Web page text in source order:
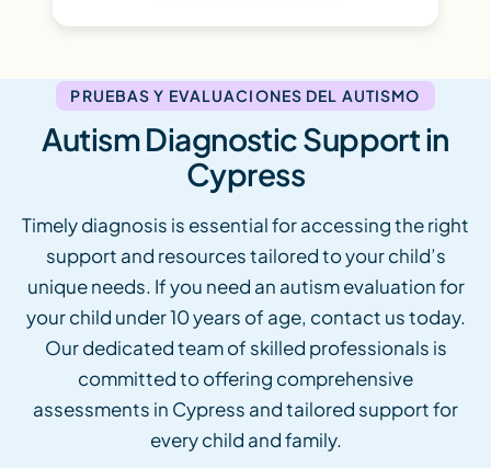
PRUEBAS Y EVALUACIONES DEL AUTISMO
Autism Diagnostic Support in
Cypress
Timely diagnosis is essential for accessing the right
support and resources tailored to your child’s
unique needs. If you need an autism evaluation for
your child under 10 years of age, contact us today.
Our dedicated team of skilled professionals is
committed to offering comprehensive
assessments in Cypress and tailored support for
every child and family.